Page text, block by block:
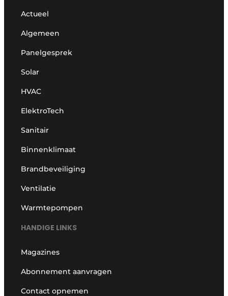
Actueel
Algemeen
Panelgesprek
Solar
HVAC
ElektroTech
Sanitair
Binnenklimaat
Brandbeveiliging
Ventilatie
Warmtepompen
HANDIGE LINKS
Magazines
Abonnement aanvragen
Contact opnemen